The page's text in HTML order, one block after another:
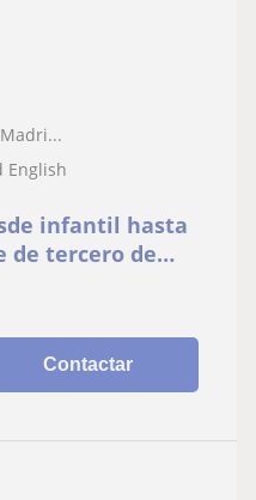
English
infantil hasta
de tercero de
Contactar